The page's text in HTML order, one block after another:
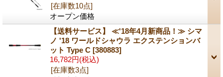
[在庫数10点]
オープン価格
【送料サービス】 ≪'18年4月新商品！≫ シマ
ノ '18 ワールドシャウラ エクステンションバ
ット Type C [380883]
16,782円(税込)
[在庫数3点]